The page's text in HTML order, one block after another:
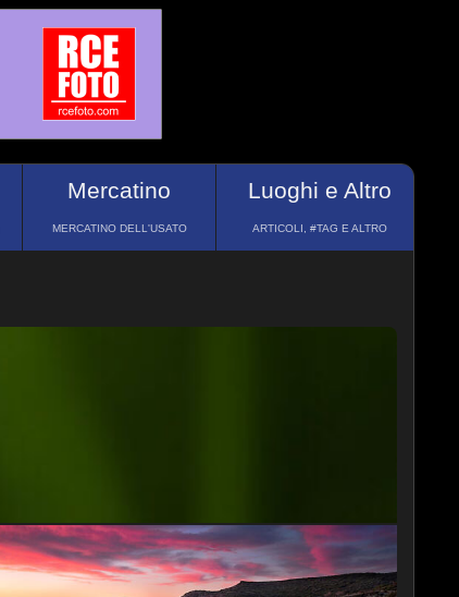
Mercatino
MERCATINO DELL'USATO
Luoghi e Altro
ARTICOLI, #TAG E ALTRO